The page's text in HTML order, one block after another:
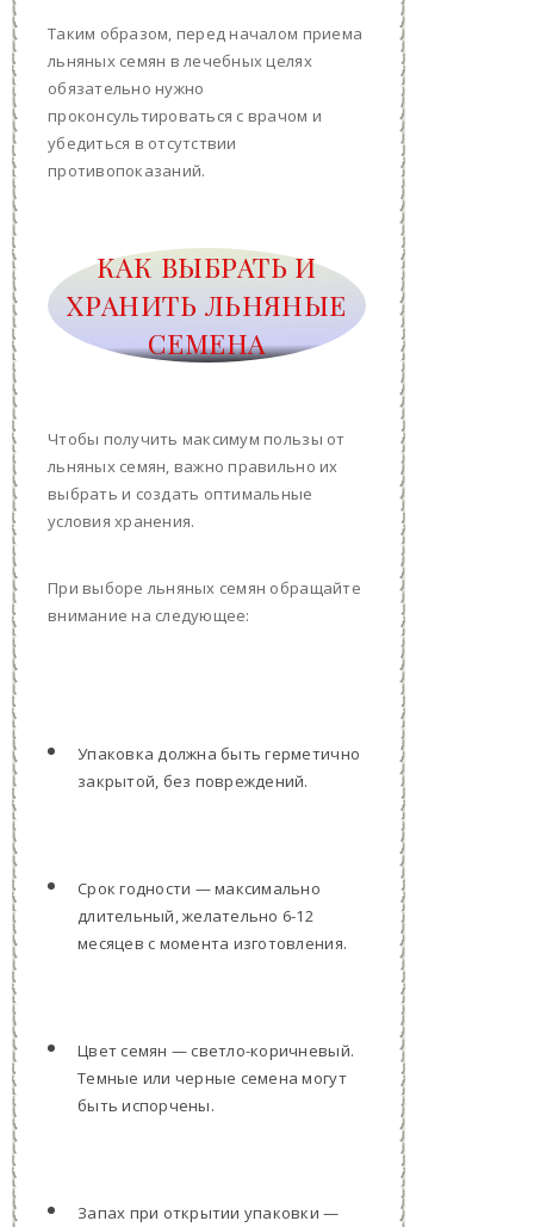
Таким образом, перед началом приема
льняных семян в лечебных целях
обязательно нужно
проконсультироваться с врачом и
убедиться в отсутствии
противопоказаний.
КАК ВЫБРАТЬ И
ХРАНИТЬ ЛЬНЯНЫЕ
СЕМЕНА
Чтобы получить максимум пользы от
льняных семян, важно правильно их
выбрать и создать оптимальные
условия хранения.
При выборе льняных семян обращайте
внимание на следующее:
Упаковка должна быть герметично
закрытой, без повреждений.
Срок годности — максимально
длительный, желательно 6-12
месяцев с момента изготовления.
Цвет семян — светло-коричневый.
Темные или черные семена могут
быть испорчены.
Запах при открытии упаковки —